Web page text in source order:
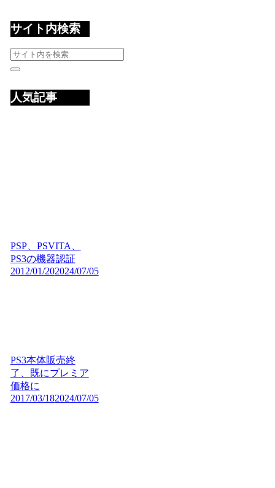
サイト内検索
人気記事
PSP、PSVITA、
PS3の機器認証
2012/01/202024/07/05
PS3本体販売終
了、既にプレミア
価格に
2017/03/182024/07/05